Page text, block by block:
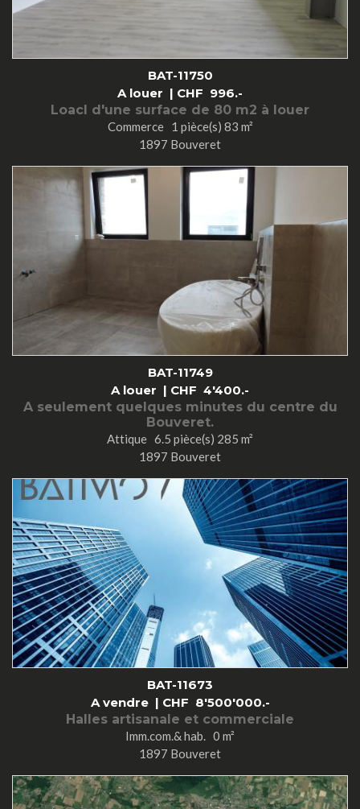
BAT-11750
A louer | CHF 996.-
Loacl d'une surface de 80 m2 à louer
Commerce 1 pièce(s) 83 m²
1897 Bouveret
BAT-11749
A louer | CHF 4'400.-
A seulement quelques minutes du centre du
Bouveret.
Attique 6.5 pièce(s) 285 m²
1897 Bouveret
BAT-11673
A vendre | CHF 8'500'000.-
Halles artisanale et commerciale
Imm.com.& hab. 0 m²
1897 Bouveret